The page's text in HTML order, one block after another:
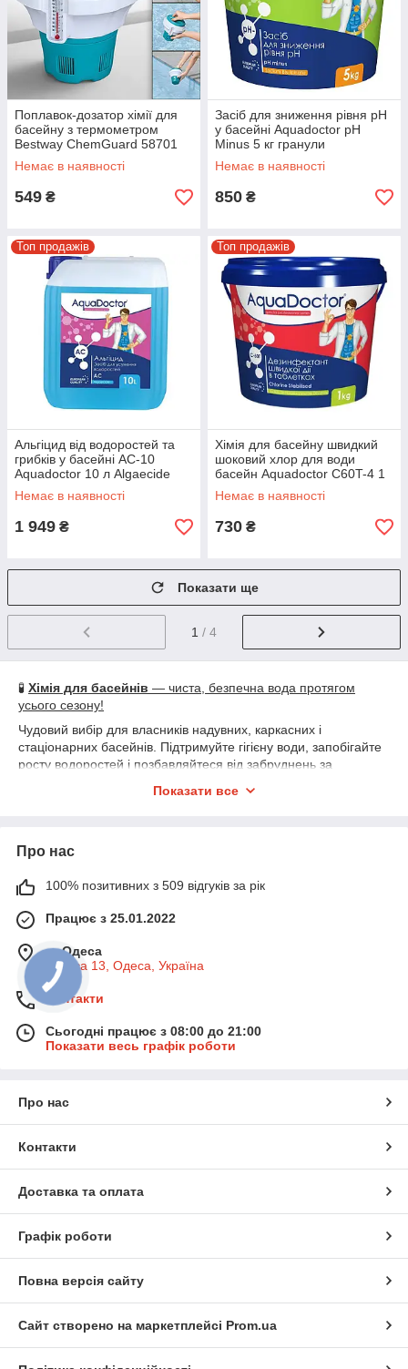
Поплавок-дозатор хімії для
басейну з термометром
Bestway ChemGuard 58701
Немає в наявності
549 ₴
Засіб для зниження рівня pH
у басейні Aquadoctor pH
Minus 5 кг гранули
Немає в наявності
850 ₴
Топ продажів
Альгіцид від водоростей та
грибків у басейні AC-10
Aquadoctor 10 л Algaecide
дезінфікуючий препарат
Немає в наявності
1 949 ₴
Топ продажів
Хімія для басейну швидкий
шоковий хлор для води
басейн Aquadoctor C60T-4 1
кг таблетки 20 г
Немає в наявності
730 ₴
Показати ще
1 / 4
🧪 Хімія для басейнів — чиста, безпечна вода протягом
усього сезону!
Чудовий вибір для власників надувних, каркасних і
стаціонарних басейнів. Підтримуйте гігієну води, запобігайте
росту водоростей і позбавляйтеся від забруднень за
очищення й знезараження води
безпечного плавання
● 🌿
зеленкуватого нальоту
вапняного нальоту, бруду і плям на стінках басейну
● 📦
Флокулянти— для осідання дрібних частинок і швидкої
фільтрації води
● 🔍Тест-смужки й набори для аналізу
води прямо вдома
● 🕰️Засоби тривалої дії— економте час на регулярному
● 👨‍👩‍👧‍👦
дотримуйтесь інструкцій і норм дозування
🧼Чиста вода = здоров’я і задоволення!
професійну хімію для басейнів і насолоджуйтеся купанням
без зайвих клопотів.
Показати все
Про нас
100% позитивних з 509 відгуків за рік
Працює з 25.01.2022
м. Одеса
Базова 13, Одеса, Україна
Контакти
Сьогодні працює з 08:00 до 21:00
Показати весь графік роботи
Про нас
Контакти
Доставка та оплата
Графік роботи
Повна версія сайту
Сайт створено на маркетплейсі Prom.ua